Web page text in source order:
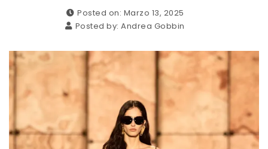
Posted on: Marzo 13, 2025
Posted by:Andrea Gobbin